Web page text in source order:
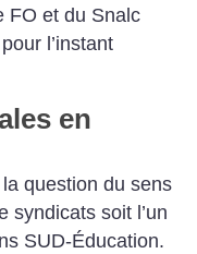
FO et du Snalc
l’instant
en
question du sens
syndicats soit l’un
SUD-Éducation.